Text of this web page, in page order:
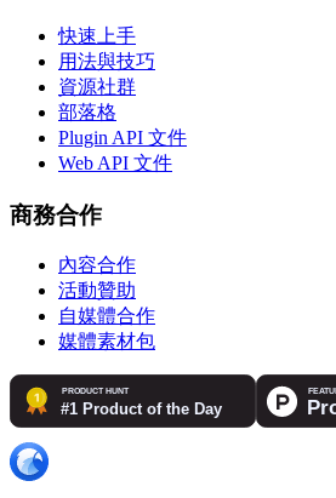
快速上手
用法與技巧
資源社群
部落格
Plugin API 文件
Web API 文件
商務合作
內容合作
活動贊助
自媒體合作
媒體素材包